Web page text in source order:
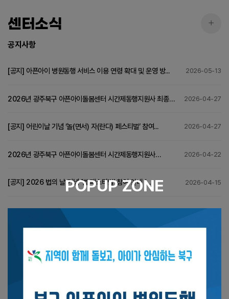
POPUP ZONE
센터소식
공지사항
[공지] 아픈아이 병원동행 서비스 이용 연령 확대 및 운영 방... 2026-05-13
2026년 광주북구 아픈아이돌봄센터 시간제동행지원사 최종
2026-04-27
[공지] 어린이날 기념 ‘놀(면서) 자(란다) 페스티벌’ 참여... 2026-04-27
2026년 광주북구 아픈아이돌봄센터 시간제동행지원사
2026-04-22
[공지] 2026 법의 날 기념 ‘법 페스티벌’ 참여 안내 (... 2026-04-15
이용안내
평일 09:00 ~ 18:00
062-251-4920